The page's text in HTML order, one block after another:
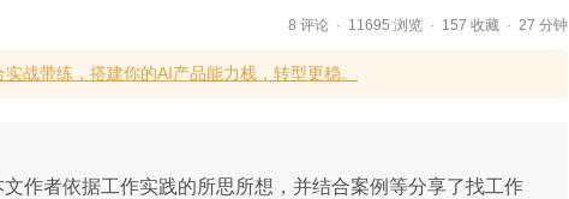
8 评论 11695 浏览 157 收藏 27 分钟
战带练，搭建你的AI产品能力栈，转型更稳。
作者依据工作实践的所思所想，并结合案例等分享了找工作